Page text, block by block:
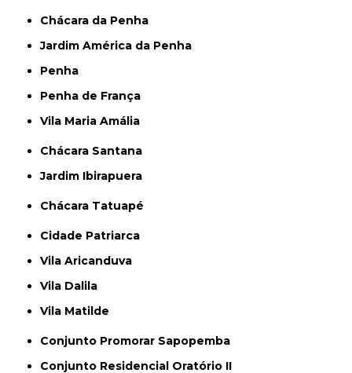
Chácara da Penha
Jardim América da Penha
Penha
Penha de França
Vila Maria Amália
Chácara Santana
Jardim Ibirapuera
Chácara Tatuapé
Cidade Patriarca
Vila Aricanduva
Vila Dalila
Vila Matilde
Conjunto Promorar Sapopemba
Conjunto Residencial Oratório II